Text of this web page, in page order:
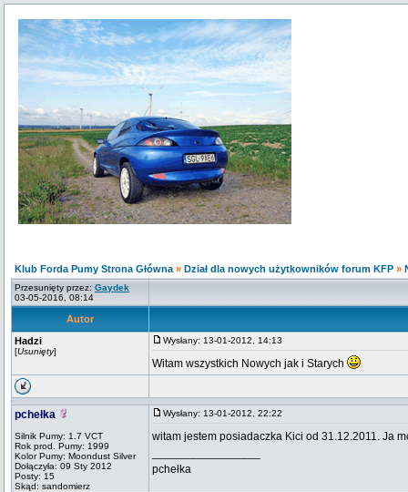
Klub Forda Pumy Strona Główna » Dział dla nowych użytkowników forum KFP »
Przesunięty przez: Gaydek
03-05-2016, 08:14
Autor
Hadzi
[Usunięty]
Wysłany: 13-01-2012, 14:13
Witam wszystkich Nowych jak i Starych
pchełka
Silnik Pumy: 1.7 VCT
Rok prod. Pumy: 1999
Kolor Pumy: Moondust Silver
Dołączyła: 09 Sty 2012
Posty: 15
Skąd: sandomierz
Wysłany: 13-01-2012, 22:22
witam jestem posiadaczka Kici od 31.12.2011. Ja
pchełka